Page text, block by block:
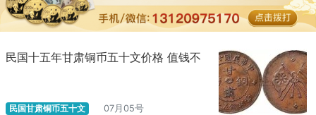
民国十五年甘肃铜币五十文价格 值钱不
民国甘肃铜币五十文 07月05号